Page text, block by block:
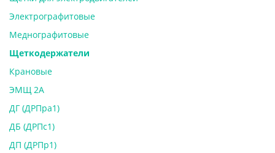
Электрографитовые
Меднографитовые
Щеткодержатели
Крановые
ЭМЩ 2А
ДГ (ДРПра1)
ДБ (ДРПс1)
ДП (ДРПр1)